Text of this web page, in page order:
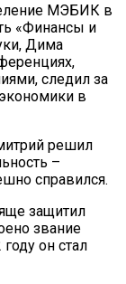
МЭБИК в
«Финансы и
Дима
следил за
в
решил
–
справился.
защитил
звание
он стал